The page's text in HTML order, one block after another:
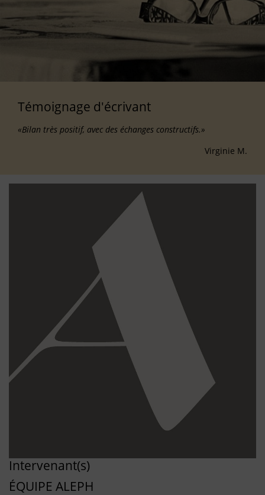
Témoignage d'écrivant
«Bilan très positif, avec des échanges constructifs.»
Virginie M.
Intervenant(s)
ÉQUIPE ALEPH